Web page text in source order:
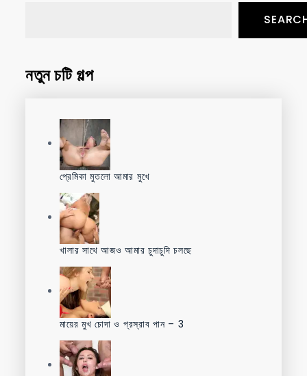
নতুন চটি গল্প
প্রেমিকা মুতলো আমার মুখে
খালার সাথে আজও আমার চুদাচুদি চলছে
মায়ের মুখ চোদা ও প্রস্রাব পান – 3